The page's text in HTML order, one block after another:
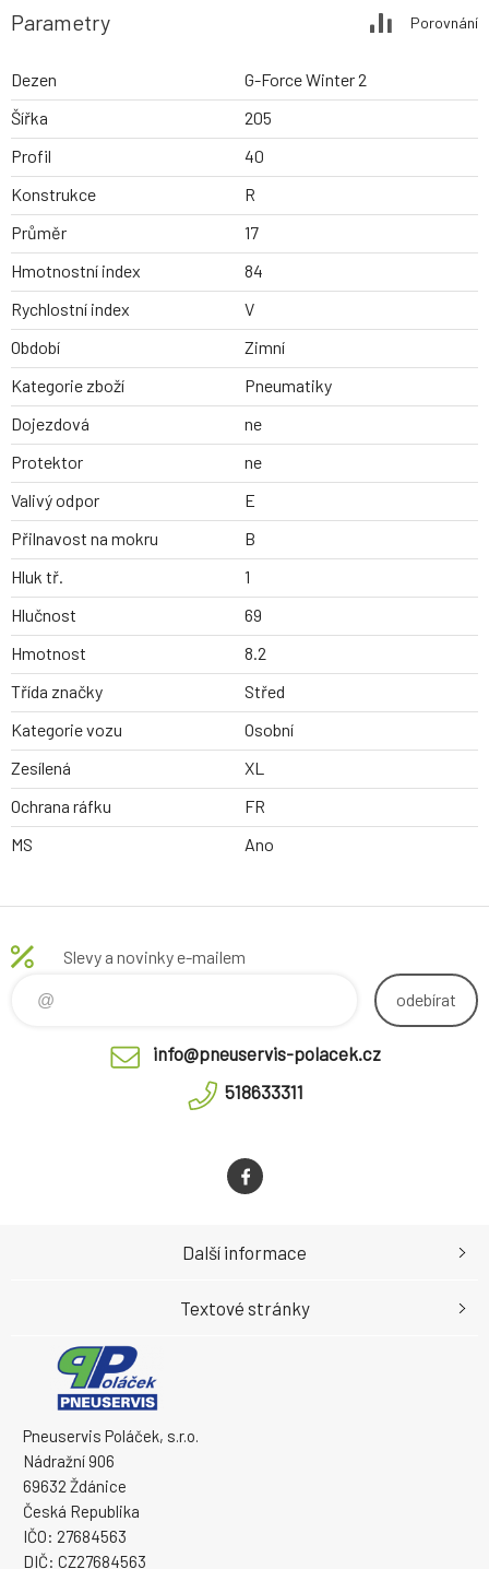
Parametry Porovnání
Dezen
G-Force Winter 2
Šířka
205
Profil
40
Konstrukce
R
Průměr
17
Hmotnostní index
84
Rychlostní index
V
Období
Zimní
Kategorie zboží
Pneumatiky
Dojezdová
ne
Protektor
ne
Valivý odpor
E
Přilnavost na mokru
B
Hluk tř.
1
Hlučnost
69
Hmotnost
8.2
Třída značky
Střed
Kategorie vozu
Osobní
Zesílená
XL
Ochrana ráfku
FR
MS
Ano
Slevy a novinky e-mailem
odebírat
info@pneuservis-polacek.cz
518633311
Pneuservis Poláček, s.r.o.
Nádražní 906
69632 Ždánice
Česká Republika
IČO: 27684563
DIČ: CZ27684563
Další informace
Textové stránky